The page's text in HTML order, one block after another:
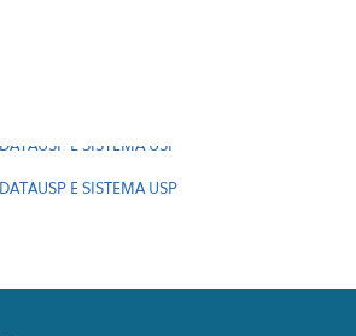
E SISTEMA USP